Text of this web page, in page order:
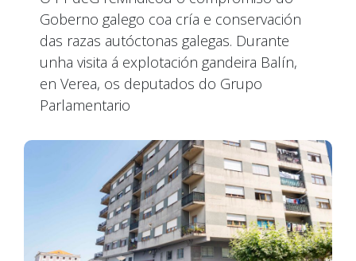
Goberno galego coa cría e conservación
das razas autóctonas galegas. Durante
unha visita á explotación gandeira Balín,
en Verea, os deputados do Grupo
Parlamentario